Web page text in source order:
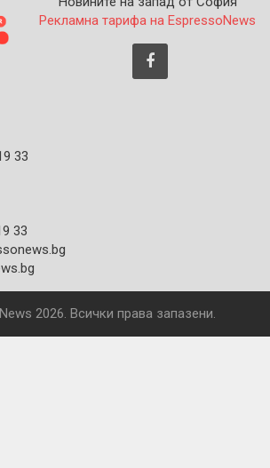
Рекламна тарифа на EspressoNews
33
33
2026. Всички права запазени.